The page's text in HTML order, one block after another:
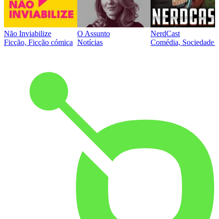
Não Inviabilize
Ficção, Ficção cómica
O Assunto
Notícias
NerdCast
Comédia, Sociedade